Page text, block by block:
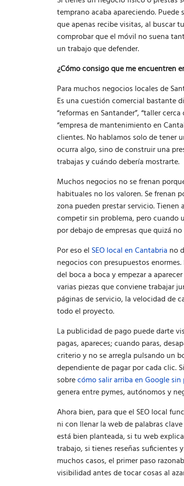
temprano acaba apareciendo.
que apenas recibe visitas, al buscar
comprobar que el móvil no suena
un trabajo que defender.
¿Cómo consigo que me encuentren
Para muchos negocios locales de
Es una cuestión comercial bastante
“reformas en Santander”, “taller
“empresa de mantenimiento en
clientes. No hablamos solo de tener
ocurra algo, sino de construir una
trabajas y cuándo debería mostrarte.
Muchos negocios no se frenan
habituales no los valoren. Se frenan
zona pueden prestar servicio.
competir sin problema, pero cuando
por debajo de empresas que quizá
Por eso el SEO local en Cantabria no
negocios con presupuestos
del boca a boca y empezar a
varias piezas que conviene trabajar
páginas de servicio, la velocidad de
todo el proyecto.
La publicidad de pago puede darte
pagas, apareces; cuando paras,
criterio y no se arregla pulsando un
dependiente de pagar por cada clic.
sobrecómo salir arriba en Google
genera entre pymes, autónomos y
Ahora bien, para que el SEO local
ni con llenar la web de palabras
está bien planteada, si tu web
trabajo, si tienes reseñas suficientes
muchos casos, el primer paso
visibilidad antes de tocar cosas al